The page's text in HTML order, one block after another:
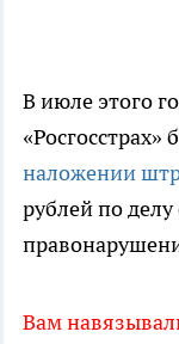
В июле этого
наложении
рублей по
Вам